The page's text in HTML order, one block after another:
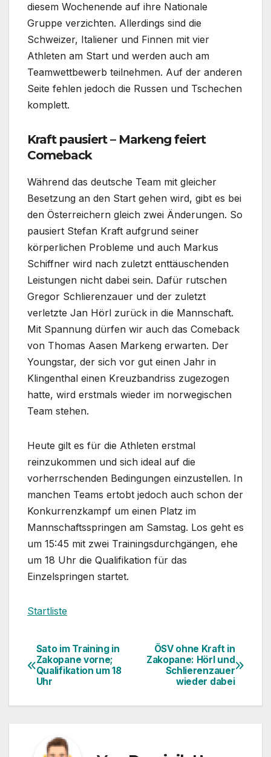
diesem Wochenende auf ihre Nationale
Gruppe verzichten. Allerdings sind die
Schweizer, Italiener und Finnen mit vier
Athleten am Start und werden auch am
Teamwettbewerb teilnehmen. Auf der anderen
Seite fehlen jedoch die Russen und Tschechen
komplett.
Kraft pausiert – Markeng feiert
Comeback
Während das deutsche Team mit gleicher
Besetzung an den Start gehen wird, gibt es bei
den Österreichern gleich zwei Änderungen. So
pausiert Stefan Kraft aufgrund seiner
körperlichen Probleme und auch Markus
Schiffner wird nach zuletzt enttäuschenden
Leistungen nicht dabei sein. Dafür rutschen
Gregor Schlierenzauer und der zuletzt
verletzte Jan Hörl zurück in die Mannschaft.
Mit Spannung dürfen wir auch das Comeback
von Thomas Aasen Markeng erwarten. Der
Youngstar, der sich vor gut einen Jahr in
Klingenthal einen Kreuzbandriss zugezogen
hatte, wird erstmals wieder im norwegischen
Team stehen.
Heute gilt es für die Athleten erstmal
reinzukommen und sich ideal auf die
vorherrschenden Bedingungen einzustellen. In
manchen Teams ertobt jedoch auch schon der
Konkurrenzkampf um einen Platz im
Mannschaftsspringen am Samstag. Los geht es
um 15:45 mit zwei Trainingsdurchgängen, ehe
um 18 Uhr die Qualifikation für das
Einzelspringen startet.
Startliste
Beitragsnavigation
ÖSV ohne Kraft in
Zakopane: Hörl und
Schlierenzauer
wieder dabei
Sato im Training in
Zakopane vorne;
Qualifikation um 18
Uhr